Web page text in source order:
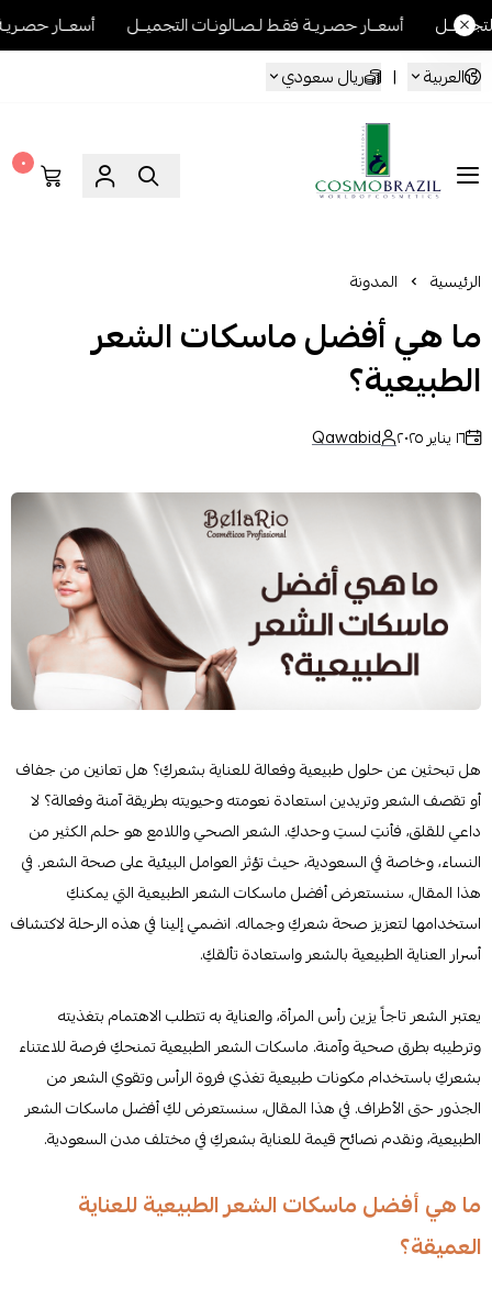
أسعــار حصـريـة فقـط لـصـالونـات التجميــل
أسعــار حصـريـة فقـط
العربية
| ريال سعودي
Cosmo Brazil
٠
الرئيسية المدونة
ما هي أفضل ماسكات الشعر
الطبيعية؟
١٦ يناير ٢٠٢٥ Qawabid
هل تبحثين عن حلول طبيعية وفعالة للعناية بشعركِ؟ هل تعانين من جفاف
أو تقصف الشعر وتريدين استعادة نعومته وحيويته بطريقة آمنة وفعالة؟ لا
داعي للقلق، فأنتِ لستِ وحدكِ. الشعر الصحي واللامع هو حلم الكثير من
النساء، وخاصة في السعودية، حيث تؤثر العوامل البيئية على صحة الشعر. في
هذا المقال، سنستعرض أفضل ماسكات الشعر الطبيعية التي يمكنكِ
استخدامها لتعزيز صحة شعركِ وجماله. انضمي إلينا في هذه الرحلة لاكتشاف
أسرار العناية الطبيعية بالشعر واستعادة تألقكِ.
يعتبر الشعر تاجاً يزين رأس المرأة، والعناية به تتطلب الاهتمام بتغذيته
وترطيبه بطرق صحية وآمنة. ماسكات الشعر الطبيعية تمنحكِ فرصة للاعتناء
بشعركِ باستخدام مكونات طبيعية تغذي فروة الرأس وتقوي الشعر من
الجذور حتى الأطراف. في هذا المقال، سنستعرض لكِ أفضل ماسكات الشعر
الطبيعية، ونقدم نصائح قيمة للعناية بشعركِ في مختلف مدن السعودية.
ما هي أفضل ماسكات الشعر الطبيعية للعناية
العميقة؟